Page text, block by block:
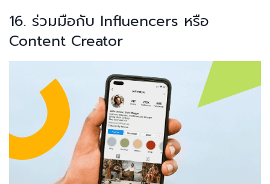
16. ร่วมมือกับ Influencers หรือ
Content Creator